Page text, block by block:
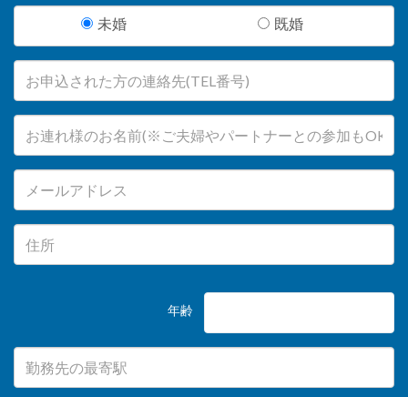
未婚 既婚
年齢